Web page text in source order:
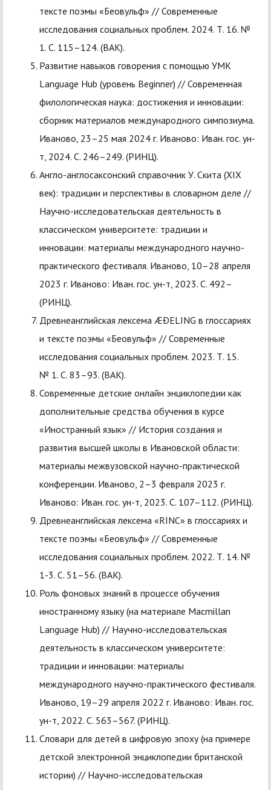
тексте поэмы «Беовульф» // Современные
исследования социальных проблем. 2024. Т. 16. №
1. С. 115–124. (ВАК).
Развитие навыков говорения с помощью УМК
Language Hub (уровень Beginner) // Современная
филологическая наука: достижения и инновации:
сборник материалов международного симпозиума.
Иваново, 23–25 мая 2024 г. Иваново: Иван. гос. ун-
т, 2024. С. 246–249. (РИНЦ).
Англо-англосаксонский справочник У. Скита (XIX
век): традиции и перспективы в словарном деле //
Научно-исследовательская деятельность в
классическом университете: традиции и
инновации: материалы международного научно-
практического фестиваля. Иваново, 10–28 апреля
2023 г. Иваново: Иван. гос. ун-т, 2023. С. 492–
(РИНЦ).
Древнеанглийская лексема ÆÐELING в глоссариях
и тексте поэмы «Беовульф» // Современные
исследования социальных проблем. 2023. Т. 15.
№ 1. С. 83–93. (ВАК).
Современные детские онлайн энциклопедии как
дополнительные средства обучения в курсе
«Иностранный язык» // История создания и
развития высшей школы в Ивановской области:
материалы межвузовской научно-практической
конференции. Иваново, 2–3 февраля 2023 г.
Иваново: Иван. гос. ун-т, 2023. С. 107–112. (РИНЦ).
Древнеанглийская лексема «RINC» в глоссариях и
тексте поэмы «Беовульф» // Современные
исследования социальных проблем. 2022. Т. 14. №
1-3. С. 51–56. (ВАК).
Роль фоновых знаний в процессе обучения
иностранному языку (на материале Macmillan
Language Hub) // Научно-исследовательская
деятельность в классическом университете:
традиции и инновации: материалы
международного научно-практического фестиваля.
Иваново, 19–29 апреля 2022 г. Иваново: Иван. гос.
ун-т, 2022. С. 563–567. (РИНЦ).
Словари для детей в цифровую эпоху (на примере
детской электронной энциклопедии британской
истории) // Научно-исследовательская